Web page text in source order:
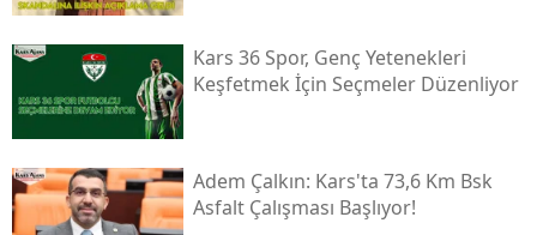
Kars 36 Spor, Genç Yetenekleri
Keşfetmek İçin Seçmeler Düzenliyor
Adem Çalkın: Kars'ta 73,6 Km Bsk
Asfalt Çalışması Başlıyor!